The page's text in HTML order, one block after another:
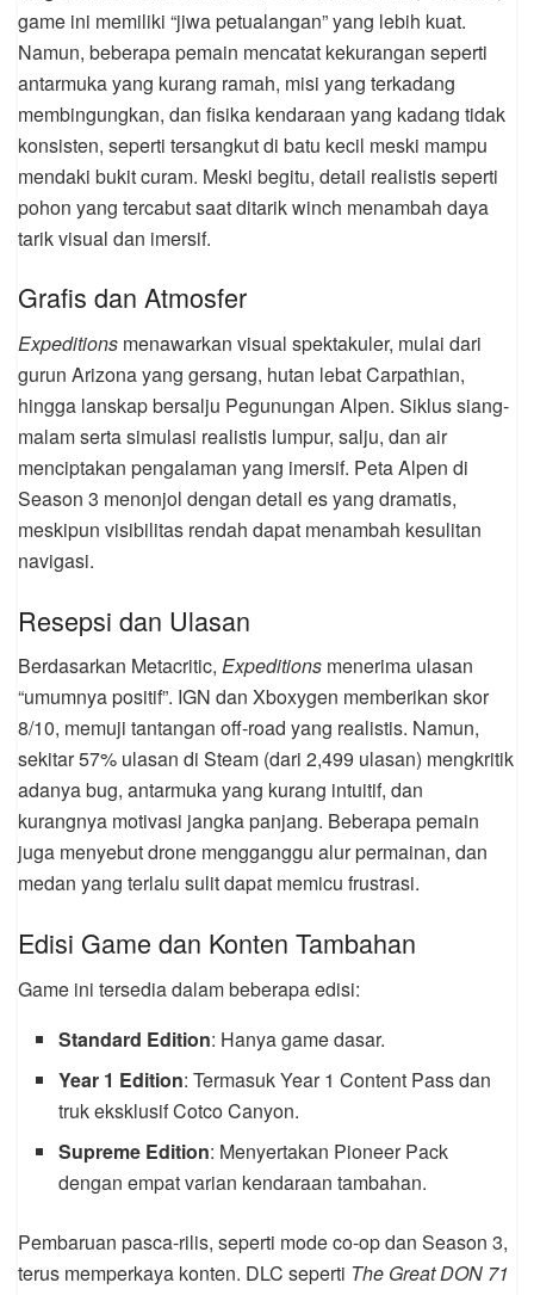
game ini memiliki “jiwa petualangan” yang lebih kuat.
Namun, beberapa pemain mencatat kekurangan seperti
antarmuka yang kurang ramah, misi yang terkadang
membingungkan, dan fisika kendaraan yang kadang tidak
konsisten, seperti tersangkut di batu kecil meski mampu
mendaki bukit curam. Meski begitu, detail realistis seperti
pohon yang tercabut saat ditarik winch menambah daya
tarik visual dan imersif.
Grafis dan Atmosfer
Expeditions menawarkan visual spektakuler, mulai dari
gurun Arizona yang gersang, hutan lebat Carpathian,
hingga lanskap bersalju Pegunungan Alpen. Siklus siang-
malam serta simulasi realistis lumpur, salju, dan air
menciptakan pengalaman yang imersif. Peta Alpen di
Season 3 menonjol dengan detail es yang dramatis,
meskipun visibilitas rendah dapat menambah kesulitan
navigasi.
Resepsi dan Ulasan
Berdasarkan Metacritic, Expeditions menerima ulasan
“umumnya positif”. IGN dan Xboxygen memberikan skor
8/10, memuji tantangan off-road yang realistis. Namun,
sekitar 57% ulasan di Steam (dari 2,499 ulasan) mengkritik
adanya bug, antarmuka yang kurang intuitif, dan
kurangnya motivasi jangka panjang. Beberapa pemain
juga menyebut drone mengganggu alur permainan, dan
medan yang terlalu sulit dapat memicu frustrasi.
Edisi Game dan Konten Tambahan
Game ini tersedia dalam beberapa edisi:
Standard Edition: Hanya game dasar.
Year 1 Edition: Termasuk Year 1 Content Pass dan
truk eksklusif Cotco Canyon.
Supreme Edition: Menyertakan Pioneer Pack
dengan empat varian kendaraan tambahan.
Pembaruan pasca-rilis, seperti mode co-op dan Season 3,
terus memperkaya konten. DLC seperti The Great DON 71